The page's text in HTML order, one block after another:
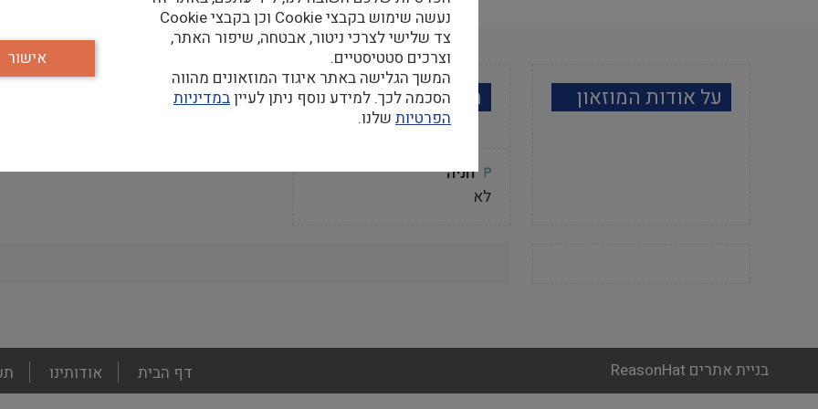
על אודות המוזאון מידע למבקר
חניה
לא
footer
menu
דף הבית אודותינו בניית אתרים ReasonHat
נעשה שימוש בקבצי Cookie וכן בקבצי Cookie
צד שלישי לצרכי ניטור, אבטחה, שיפור האתר,
וצרכים סטטיסטיים.
המשך הגלישה באתר איגוד המוזאונים מהווה
הסכמה לכך. למידע נוסף ניתן לעייןבמדיניות
הפרטיות שלנו.
אישור